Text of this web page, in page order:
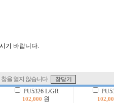
PU5326 L/GR
102,000 원